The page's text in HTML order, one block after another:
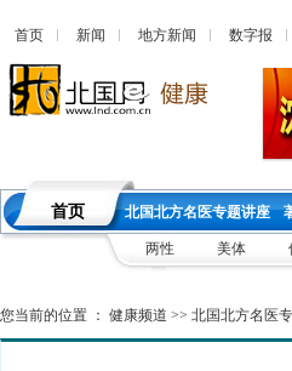
首页 新闻 地方新闻 数字报
首页 北国北方名医专题讲座
两性 美体
您当前的位置 ： 健康频道 >> 北国北方名医